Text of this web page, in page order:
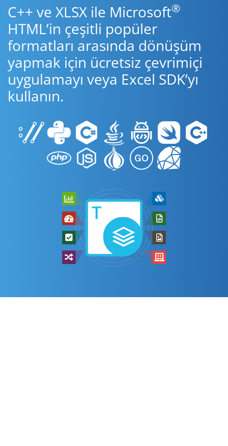
C++ ve XLSX ile Microsoft®
HTML’in çeşitli popüler
formatları arasında dönüşüm
yapmak için ücretsiz çevrimiçi
uygulamayı veya Excel SDK’yı
kullanın.